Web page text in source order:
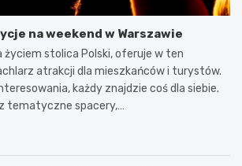
na weekend w Warszawie
życiem stolica Polski, oferuje w ten
atrakcji dla mieszkańców i turystów.
każdy znajdzie coś dla siebie.
tematyczne spacery,…